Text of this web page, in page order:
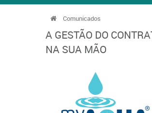
Comunicados
A GESTÃO DO
NA SUA MÃO